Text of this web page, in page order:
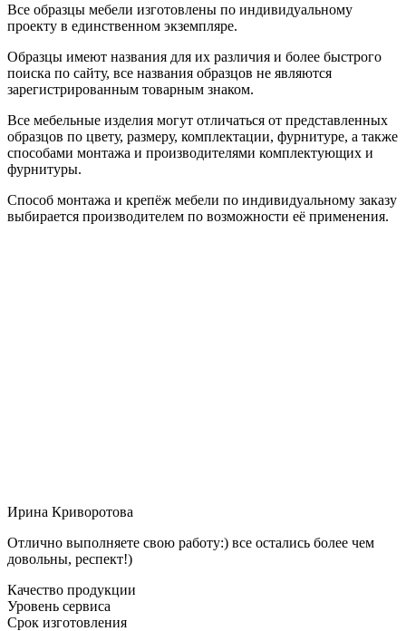
Все образцы мебели изготовлены по индивидуальному
проекту в единственном экземпляре.
Образцы имеют названия для их различия и более быстрого
поиска по сайту, все названия образцов не являются
зарегистрированным товарным знаком.
Все мебельные изделия могут отличаться от представленных
образцов по цвету, размеру, комплектации, фурнитуре, а также
способами монтажа и производителями комплектующих и
фурнитуры.
Способ монтажа и крепёж мебели по индивидуальному заказу
выбирается производителем по возможности её применения.
Ирина Криворотова
Отлично выполняете свою работу:) все остались более чем
довольны, респект!)
Качество продукции
Уровень сервиса
Срок изготовления